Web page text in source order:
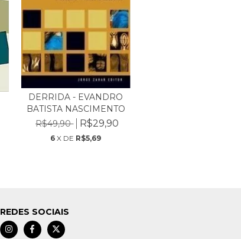
DERRIDA - EVANDRO
BATISTA NASCIMENTO
R$49,90
R$29,90
6 X DE R$5,69
REDES SOCIAIS